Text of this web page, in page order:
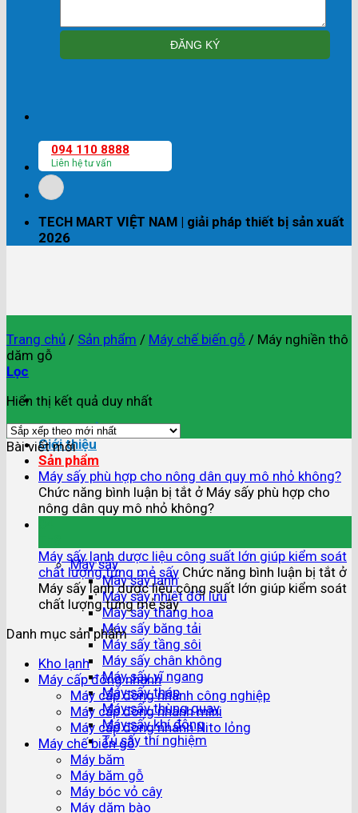
094 110 8888
Liên hệ tư vấn
TECH MART VIỆT NAM | giải pháp thiết bị sản xuất
2026
Trang chủ
Giới thiệu
Sản phẩm
Máy sấy
Máy sấy lạnh
Máy sấy nhiệt đối lưu
Máy sấy thăng hoa
Máy sấy băng tải
Máy sấy tầng sôi
Máy sấy chân không
Máy sấy vĩ ngang
Máy sấy tháp
Máy sấy thùng quay
Máy sấy khí động
Tủ sấy thí nghiệm
Trang chủ / Sản phẩm / Máy chế biến gỗ / Máy nghiền thô
dăm gỗ
Lọc
Hiển thị kết quả duy nhất
Bài viết mới
Máy sấy phù hợp cho nông dân quy mô nhỏ không?
Chức năng bình luận bị tắt ở Máy sấy phù hợp cho
nông dân quy mô nhỏ không?
Máy sấy lạnh dược liệu công suất lớn giúp kiểm soát
chất lượng từng mẻ sấy Chức năng bình luận bị tắt ở
Máy sấy lạnh dược liệu công suất lớn giúp kiểm soát
chất lượng từng mẻ sấy
Danh mục sản phẩm
Kho lạnh
Máy cấp đông nhanh
Máy cấp đông nhanh công nghiệp
Máy cấp đông nhanh mini
Máy cấp đông nhanh Nito lỏng
Máy chế biến gỗ
Máy băm
Máy băm gỗ
Máy bóc vỏ cây
Máy dăm bào